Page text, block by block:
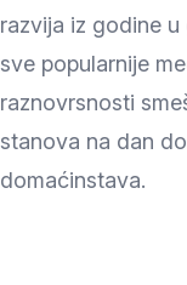
razvija iz godine
sve popularnije
raznovrsnosti
stanova na dan
domaćinstava.